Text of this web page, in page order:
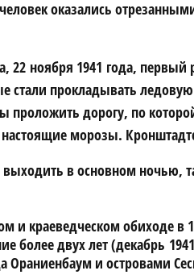
оказались
22 ноября 1941 года,
прокладывать
дорогу, по
морозы.
в основном ночью,
краеведческом обиходе
более двух лет (декабрь
Ораниенбаум и островами